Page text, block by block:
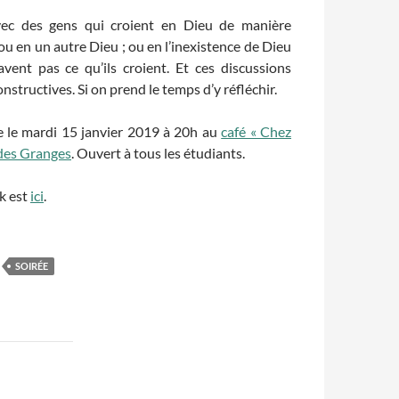
des gens qui croient en Dieu de manière
en un autre Dieu ; ou en l’inexistence de Dieu
pas ce qu’ils croient. Et ces discussions
Si on prend le temps d’y réfléchir.
le mardi 15 janvier 2019 à 20h aucafé « Chez
Granges. Ouvert à tous les étudiants.
est ici.
SOIRÉE